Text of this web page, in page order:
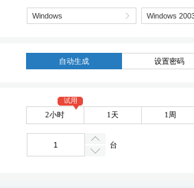
自动生成 设置密码
2小时
试用
1天 1周
台